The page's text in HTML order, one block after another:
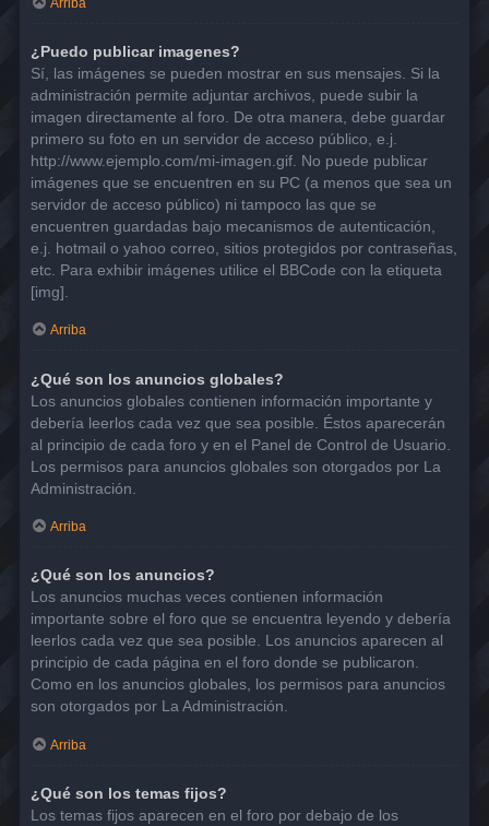
Arriba
¿Puedo publicar imagenes?
Sí, las imágenes se pueden mostrar en sus mensajes. Si la
administración permite adjuntar archivos, puede subir la
imagen directamente al foro. De otra manera, debe guardar
primero su foto en un servidor de acceso público, e.j.
http://www.ejemplo.com/mi-imagen.gif. No puede publicar
imágenes que se encuentren en su PC (a menos que sea un
servidor de acceso público) ni tampoco las que se
encuentren guardadas bajo mecanismos de autenticación,
e.j. hotmail o yahoo correo, sitios protegidos por contraseñas,
etc. Para exhibir imágenes utilice el BBCode con la etiqueta
[img].
Arriba
¿Qué son los anuncios globales?
Los anuncios globales contienen información importante y
debería leerlos cada vez que sea posible. Éstos aparecerán
al principio de cada foro y en el Panel de Control de Usuario.
Los permisos para anuncios globales son otorgados por La
Administración.
Arriba
¿Qué son los anuncios?
Los anuncios muchas veces contienen información
importante sobre el foro que se encuentra leyendo y debería
leerlos cada vez que sea posible. Los anuncios aparecen al
principio de cada página en el foro donde se publicaron.
Como en los anuncios globales, los permisos para anuncios
son otorgados por La Administración.
Arriba
¿Qué son los temas fijos?
Los temas fijos aparecen en el foro por debajo de los